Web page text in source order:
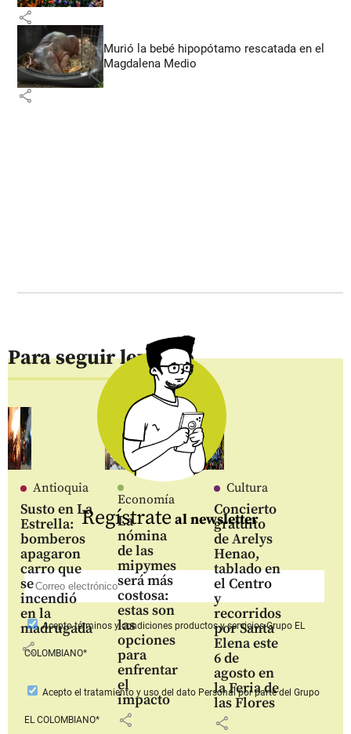
share
Murió la bebé hipopótamo rescatada en el
Magdalena Medio
share
Para seguir leyendo
Antioquia
Susto en La
Estrella:
bomberos
apagaron
carro que
se
incendió
en la
madrugada
share
Economía
La
nómina
de las
mipymes
será más
costosa:
estas son
las
opciones
para
enfrentar
el
impacto
share
Cultura
Concierto
gratuito
de Arelys
Henao,
tablado en
el Centro
y
recorridos
por Santa
Elena este
6 de
agosto en
la Feria de
las Flores
share
Regístrate al newsletter
Aceptotérminos y condiciones productos y serviciosGrupo EL
COLOMBIANO*
Acepto el tratamiento y uso del dato Personalpor parte del Grupo
EL COLOMBIANO*